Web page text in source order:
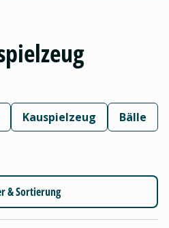
Kauspielzeug Bälle
& Sortierung